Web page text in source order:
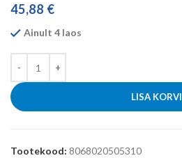
45,88 €
Ainult 4 laos
LISA KORVI
Tootekood: 8068020505310